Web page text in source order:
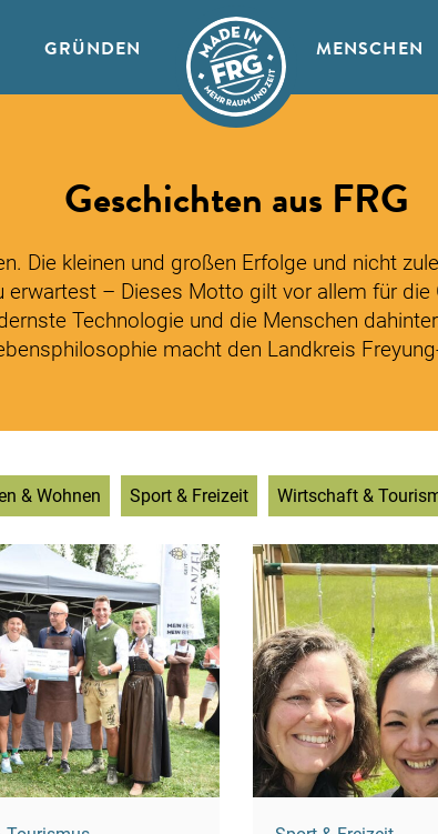
GRÜNDEN MENSCHEN
Geschichten aus FRG
Die kleinen und großen Erfolge und nicht
erwartest – Dieses Motto gilt vor allem für
Technologie und die Menschen
macht den Landkreis
& Wohnen Sport & Freizeit Wirtschaft &